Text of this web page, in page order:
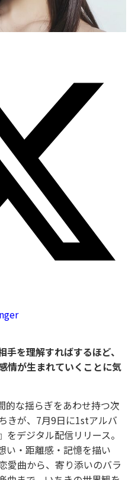
を理解すればするほど、
情が生まれていくことに気
的な揺らぎをあわせ持つ次
きが、7月9日に1stアルバ
デジタル配信リリース。
い・距離感・記憶を描い
愛曲から、寄り添いのバラ